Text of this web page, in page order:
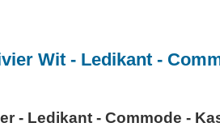
Wit - Ledikant -
- Ledikant - Commode -